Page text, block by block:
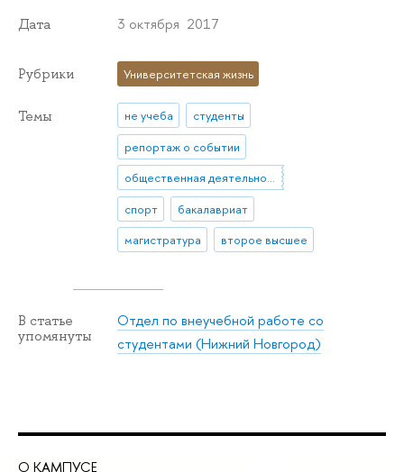
Дата 3 октября 2017
Рубрики Университетская жизнь
Темы не учеба
студенты
репортаж о событии
общественная деятельность
спорт
бакалавриат
магистратура
второе высшее
В статье
упомянуты
Отдел по внеучебной работе со
студентами (Нижний Новгород)
О КАМПУСЕ